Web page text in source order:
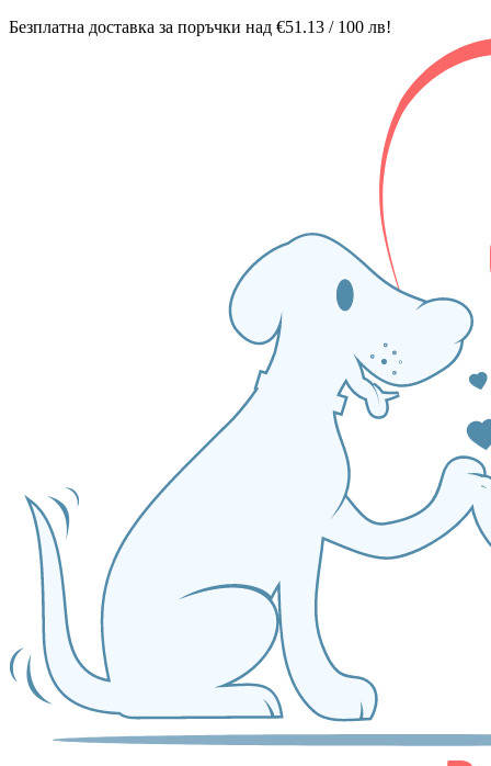
Безплатна доставка за поръчки над €51.13 / 100 лв!